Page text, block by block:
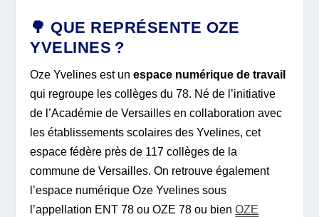
🌳 QUE REPRÉSENTE OZE
YVELINES ?
Oze Yvelines est unespace numérique de travail
qui regroupe les collèges du 78. Né de l’initiative
de l’Académie de Versailles en collaboration avec
les établissements scolaires des Yvelines, cet
espace fédère près de 117 collèges de la
commune de Versailles. On retrouve également
l’espace numérique Oze Yvelines sous
l’appellation ENT 78 ou OZE 78 ou bienOZE